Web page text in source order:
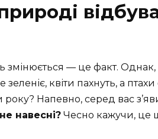
змінюється — це факт.
квіти пахнуть, а
року? Напевно, серед вас
навесні? Чесно кажучи, це